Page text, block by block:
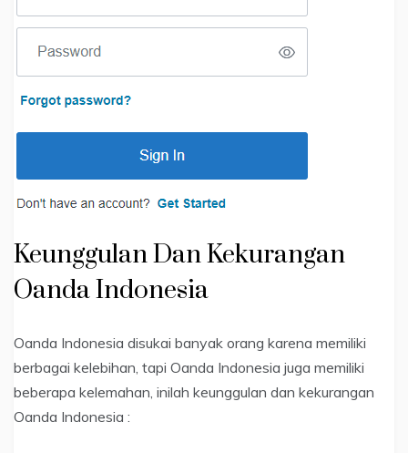
Keunggulan Dan Kekurangan
Oanda Indonesia
Oanda Indonesia disukai banyak orang karena memiliki
berbagai kelebihan, tapi Oanda Indonesia juga memiliki
beberapa kelemahan, inilah keunggulan dan kekurangan
Oanda Indonesia :